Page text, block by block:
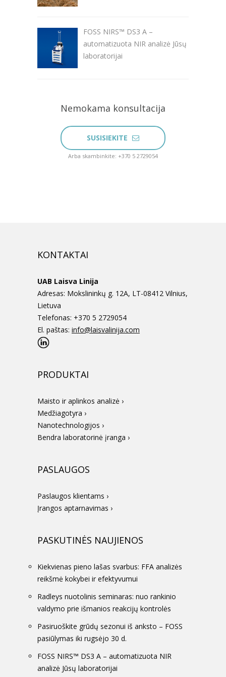
FOSS NIRS™ DS3 A –
automatizuota NIR analizė Jūsų
laboratorijai
Nemokama konsultacija
SUSISIEKITE
Arba skambinkite: +370 5 2729054
KONTAKTAI
UAB Laisva Linija
Adresas: Mokslininkų g. 12A, LT-08412 Vilnius,
Lietuva
Telefonas: +370 5 2729054
El. paštas: info@laisvalinija.com
PRODUKTAI
Maisto ir aplinkos analizė ›
Medžiagotyra ›
Nanotechnologijos ›
Bendra laboratorinė įranga ›
PASLAUGOS
Paslaugos klientams ›
Įrangos aptarnavimas ›
PASKUTINĖS NAUJIENOS
Kiekvienas pieno lašas svarbus: FFA analizės
reikšmė kokybei ir efektyvumui
Radleys nuotolinis seminaras: nuo rankinio
valdymo prie išmanios reakcijų kontrolės
Pasiruoškite grūdų sezonui iš anksto – FOSS
pasiūlymas iki rugsėjo 30 d.
FOSS NIRS™ DS3 A – automatizuota NIR
analizė Jūsų laboratorijai